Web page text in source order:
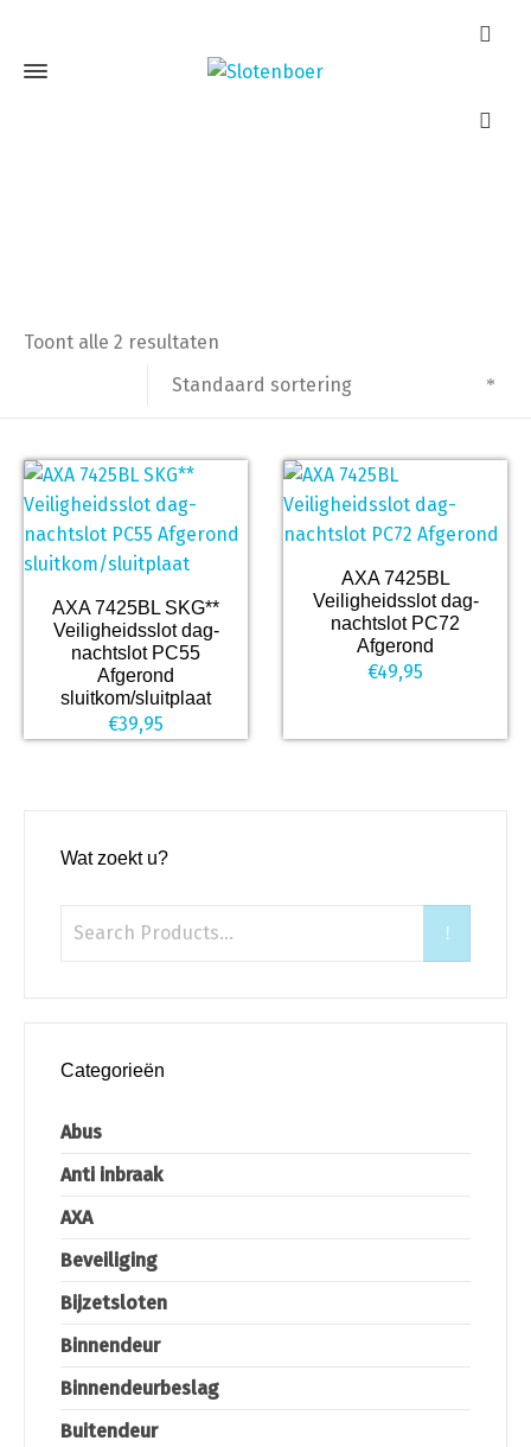
Toont alle 2 resultaten
Standaard sortering
AXA 7425BL SKG**
Veiligheidsslot dag-
nachtslot PC55
Afgerond
sluitkom/sluitplaat
€39,95
AXA 7425BL
Veiligheidsslot dag-
nachtslot PC72
Afgerond
€49,95
Wat zoekt u?
Categorieën
Abus
Anti inbraak
AXA
Beveiliging
Bijzetsloten
Binnendeur
Binnendeurbeslag
Buitendeur